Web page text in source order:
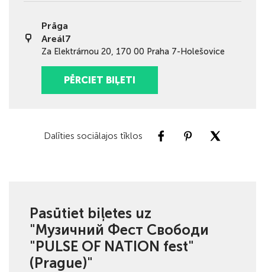
Prāga
Areál7
Za Elektrárnou 20, 170 00 Praha 7-Holešovice
PĒRCIET BIĻETI
Dalīties sociālajos tīklos
Pasūtiet biļetes uz
"Музичний Фест Свободи
"PULSE OF NATION fest"
(Prague)"